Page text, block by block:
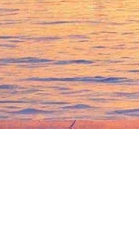
2015, четверг